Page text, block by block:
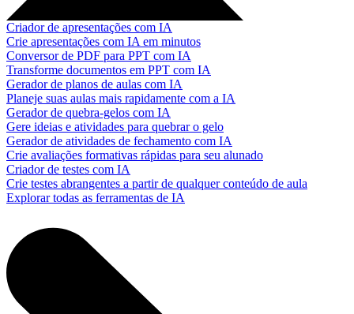
Criador de apresentações com IA
Crie apresentações com IA em minutos
Conversor de PDF para PPT com IA
Transforme documentos em PPT com IA
Gerador de planos de aulas com IA
Planeje suas aulas mais rapidamente com a IA
Gerador de quebra-gelos com IA
Gere ideias e atividades para quebrar o gelo
Gerador de atividades de fechamento com IA
Crie avaliações formativas rápidas para seu alunado
Criador de testes com IA
Crie testes abrangentes a partir de qualquer conteúdo de aula
Explorar todas as ferramentas de IA